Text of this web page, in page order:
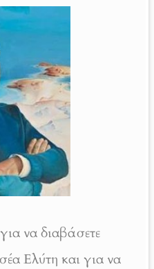
να διαβάσετε
Ελύτη και για να